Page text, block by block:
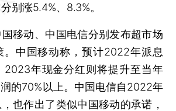
别涨5.4%、8.3%。
动、中国电信分别发布超市场
。中国移动称，预计2022年派息
2023年现金分红则将提升至当年
的70%以上。中国电信自2022年
也作出了类似中国移动的承诺，